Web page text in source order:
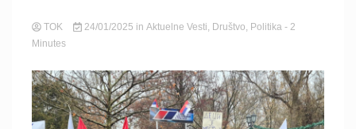
TOK 24/01/2025 in Aktuelne Vesti, Društvo, Politika - 2
Minutes